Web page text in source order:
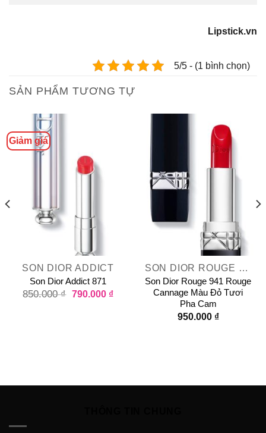
Lipstick.vn
5/5 - (1 bình chọn)
SẢN PHẨM TƯƠNG TỰ
Giảm giá
SON DIOR ADDICT
Son Dior Addict 871
850.000₫ 790.000 ₫
SON DIOR ROUGE DIOR
Son Dior Rouge 941 Rouge
Cannage Màu Đỏ Tươi
Pha Cam
950.000 ₫